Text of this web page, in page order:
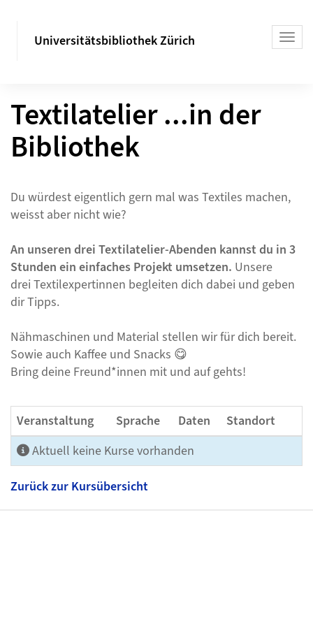
Universitätsbibliothek Zürich
Textilatelier ...in der
Bibliothek
Du würdest eigentlich gern mal was Textiles machen,
weisst aber nicht wie?
An unseren drei Textilatelier-Abenden kannst du in 3
Stunden ein einfaches Projekt umsetzen. Unsere
drei Textilexpertinnen begleiten dich dabei und geben
dir Tipps.
Nähmaschinen und Material stellen wir für dich bereit.
Sowie auch Kaffee und Snacks 😋
Bring deine Freund*innen mit und auf gehts!
Veranstaltung Sprache Daten
Standort
Aktuell keine Kurse vorhanden
Zurück zur Kursübersicht